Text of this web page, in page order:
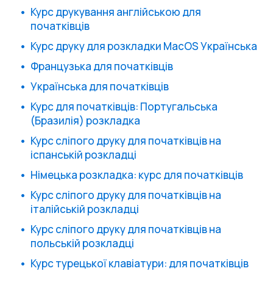
Курс друкування англійською для
початківців
Курс друку для розкладки MacOS Українська
Французька для початківців
Українська для початківців
Курс для початківців: Португальська
(Бразилія) розкладка
Курс сліпого друку для початківців на
іспанській розкладці
Німецька розкладка: курс для початківців
Курс сліпого друку для початківців на
італійській розкладці
Курс сліпого друку для початківців на
польській розкладці
Курс турецької клавіатури: для початківців